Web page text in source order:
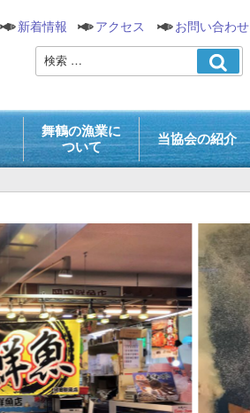
新着情報 アクセス お問い合わせ
舞鶴の漁業に
ついて
当協会の紹介